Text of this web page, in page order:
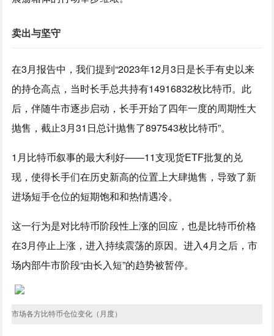
卖出与坚守
在3月报告中，我们提到“2023年12月3日是长手有史以来
的持仓高点，当时长手总共持有14916832枚比特币。此
后，伴随牛市逐步启动，长手开始了四年一度的周期性大
抛售，截止3月31日总计抛售了897543枚比特币”。
1月比特币叙事的最大利好——11支现货ETF批复的兑
现，使得长手们在历史新高的位置上大肆抛售，导致了新
进场短手仓位的短期饱和和热情遇冷。
这一行为是对比特币阶段性上涨的回应，也是比特币价格
在3月停止上涨，进入持续震荡的原因。进入4月之后，市
场内部牛市阶段“由长入短”的趋势被暂停。
市场各方比特币仓位变化（月度）